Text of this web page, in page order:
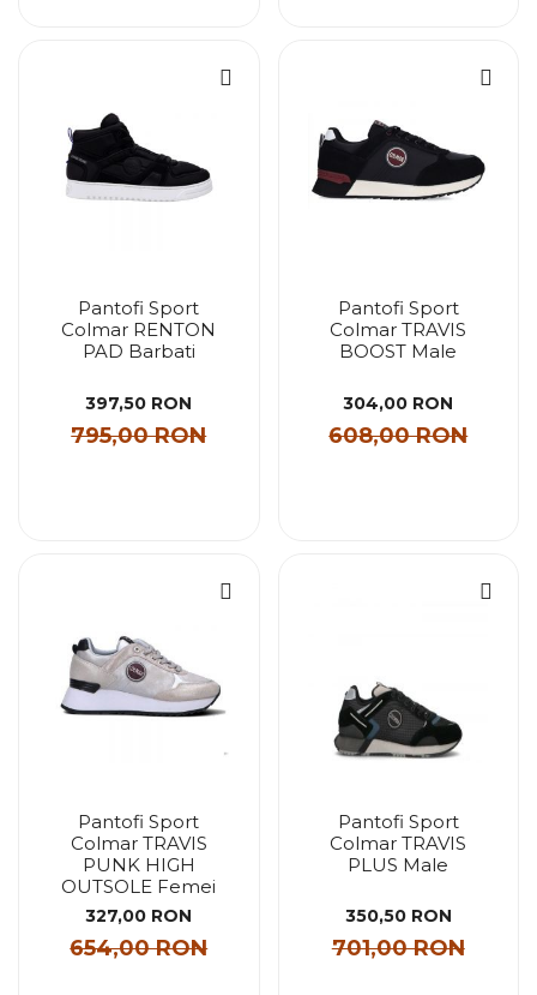
Pantofi Sport
Colmar RENTON
PAD Barbati
397,50 RON
795,00 RON
Pantofi Sport
Colmar TRAVIS
BOOST Male
304,00 RON
608,00 RON
Pantofi Sport
Colmar TRAVIS
PUNK HIGH
OUTSOLE Femei
327,00 RON
654,00 RON
Pantofi Sport
Colmar TRAVIS
PLUS Male
350,50 RON
701,00 RON